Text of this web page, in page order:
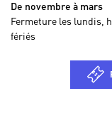
De novembre à mars
Fermeture les lundis,
fériés